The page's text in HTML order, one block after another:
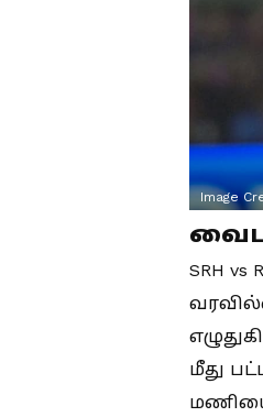
Image
SRH
மீது